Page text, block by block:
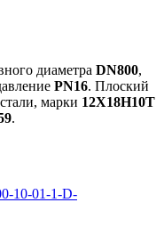
диаметра DN800,
PN16. Плоский
марки 12Х18Н10Т
.
10-01-1-D-